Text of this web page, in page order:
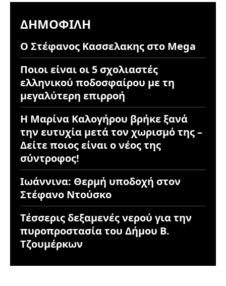
ΔΗΜΟΦΙΛΉ
Ο Στέφανος Κασσελακης στο Mega
Ποιοι είναι οι 5 σχολιαστές
ελληνικού ποδοσφαίρου με τη
μεγαλύτερη επιρροή
Η Μαρίνα Καλογήρου βρήκε ξανά
την ευτυχία μετά τον χωρισμό της –
Δείτε ποιος είναι ο νέος της
σύντροφος!
Ιωάννινα: Θερμή υποδοχή στον
Στέφανο Ντούσκο
Τέσσερις δεξαμενές νερού για την
πυροπροστασία του Δήμου Β.
Τζουμέρκων